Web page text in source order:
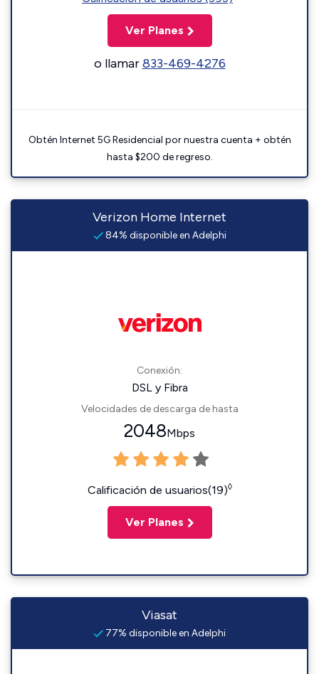
Ver Planes
o llamar833-469-4276
Obtén Internet 5G Residencial por nuestra cuenta + obtén
hasta $200 de regreso.
Verizon Home Internet
84% disponible en Adelphi
Conexión:
DSL y Fibra
Velocidades de descarga de hasta
2048Mbps
Calificación de usuarios(19)◊
Ver Planes
Viasat
77% disponible en Adelphi